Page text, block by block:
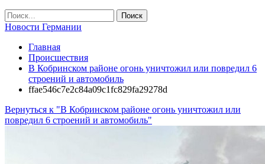
Новости Германии
Главная
Происшествия
В Кобринском районе огонь уничтожил или повредил 6
строений и автомобиль
ffae546c7e2c84a09c1fc829fa29278d
Вернуться к "В Кобринском районе огонь уничтожил или
повредил 6 строений и автомобиль"